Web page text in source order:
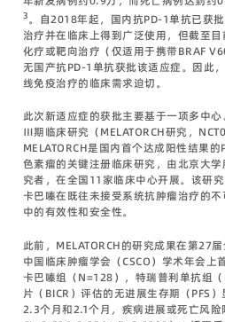
3。自2018年起，国内抗PD-1单抗已获
治疗并在临床上得到广泛使用，但截至
化疗或靶向治疗（仅适用于携带BRAF
无国产抗PD-1单抗获批该适应症。因此
线免疫治疗的临床需求迫切。
此次新适应症的获批主要基于一项多中
Ⅲ期临床研究（MELATORCH研究，
MELATORCH是国内首个达成阳性结果
色素瘤的关键注册临床研究，由北京大
究者，在全国11家临床中心开展。该研
卡巴嗪在既往未接受系统抗肿瘤治疗的
中的有效性和安全性。
此前，MELATORCH的研究成果在第27
中国临床肿瘤学会（CSCO）学术年会上
卡巴嗪组（N=128），特瑞普利单抗组
片（BICR）评估的无进展生存期（PFS
2.3个月和2.1个月，疾病进展或死亡风